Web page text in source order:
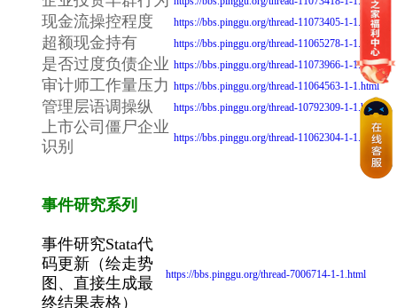
现金流操控程度 https://bbs.pinggu.org/thread-11073405-1-1.html
超额现金持有 https://bbs.pinggu.org/thread-11065278-1-1.html
是否过度负债企业 https://bbs.pinggu.org/thread-11073966-1-1.html
审计师工作量压力 https://bbs.pinggu.org/thread-11064563-1-1.html
管理层语调操纵 https://bbs.pinggu.org/thread-10792309-1-1.html
上市公司僵尸企业
识别
https://bbs.pinggu.org/thread-11062304-1-1.html
事件研究系列
事件研究Stata代
码更新（绘走势
图、直接生成最
终结果表格）
https://bbs.pinggu.org/thread-7006714-1-1.html